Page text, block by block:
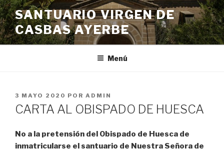
Saltar
al
contenido
SANTUARIO VIRGEN DE
CASBAS AYERBE
Menú
PUBLICADO
EL
3 MAYO 2020 POR ADMIN
CARTA AL OBISPADO DE HUESCA
No a la pretensión del Obispado de Huesca de
inmatricularse el santuario de Nuestra Señora de